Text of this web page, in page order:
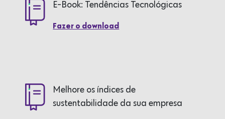
E-Book: Tendências Tecnológicas
Fazer o download
Melhore os índices de
sustentabilidade da sua empresa